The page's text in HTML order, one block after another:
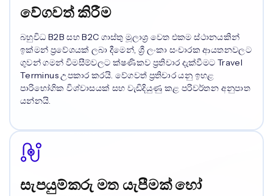
වේගවත් කිරීම
බහුවිධ B2B සහ B2C ගාස්තු මූලාශ්‍ර වෙත එකම ස්ථානයකින්
ඉක්මන් ප්‍රවේශයක් ලබා දීමෙන්, ශ්‍රී ලංකා සංචාරක ආයතනවලට
ගුවන් ගමන් විමසීම්වලට ක්ෂණිකව ප්‍රතිචාර දැක්වීමට Travel
Terminus උපකාර කරයි. වේගවත් ප්‍රතිචාර යනු ඉහළ
පාරිභෝගික විශ්වාසයක් සහ වැඩිදියුණු කළ පරිවර්තන අනුපාත
යන්නයි.
සැපයුම්කරු මත යැපීමක් හෝ